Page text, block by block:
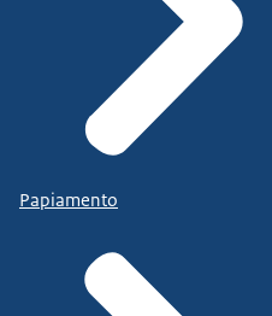
Papiamento